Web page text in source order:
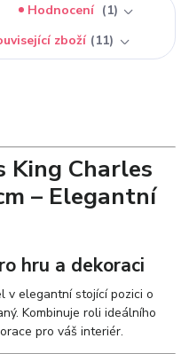
Hodnocení
1
zboží 11
King Charles
– Elegantní
hru a dekoraci
v elegantní stojící pozici o
Kombinuje roli ideálního
pro váš interiér.